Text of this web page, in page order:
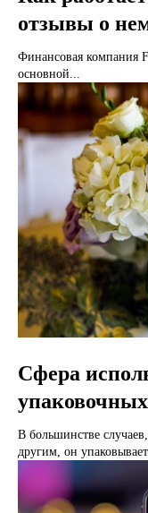
отзывы о
Финансовая компания
основной...
Сфера
В большинстве
другим, он